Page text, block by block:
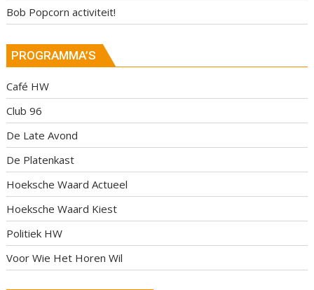
Bob Popcorn activiteit!
PROGRAMMA’S
Café HW
Club 96
De Late Avond
De Platenkast
Hoeksche Waard Actueel
Hoeksche Waard Kiest
Politiek HW
Voor Wie Het Horen Wil